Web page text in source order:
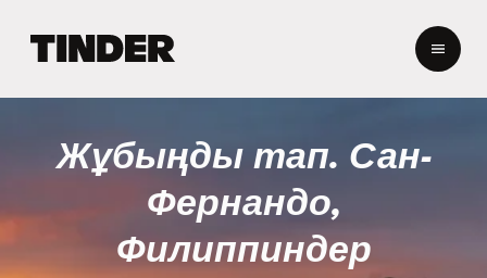
r
H
o
e
Жұбыңды тап. Сан-
Фернандо,
Филиппиндер